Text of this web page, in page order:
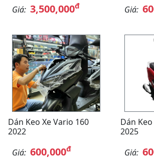
Giá: 3,500,000đ
Giá:
Dán Keo Xe Vario 160
2022
Giá: 600,000đ
Dán
2025
Giá: